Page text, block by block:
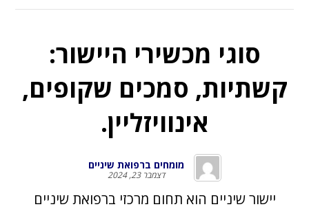
סוגי מכשירי היישור:
קשתיות, סמכים שקופים,
אינוויזליין.
מומחים ברפואת שיניים
דצמבר 23, 2024
יישור שיניים הוא תחום מרכזי ברפואת שיניים